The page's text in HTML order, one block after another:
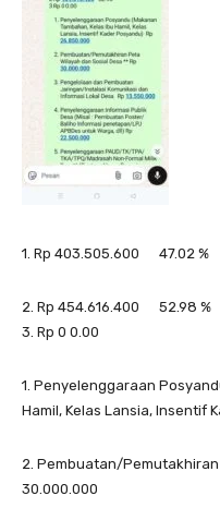
1. Rp 403.505.600 47.02 %
2. Rp 454.616.400 52.98 %
3. Rp 0 0.00
1. Penyelenggaraan
Hamil, Kelas Lansia, Insentif
2. Pembuatan/Pemutakhiran
30.000.000